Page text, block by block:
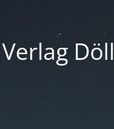
Verlag Döll